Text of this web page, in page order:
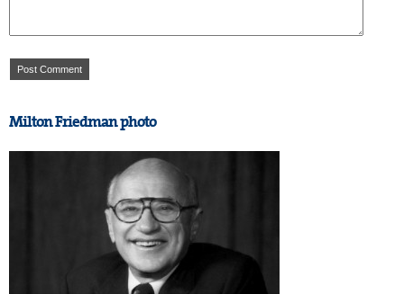
Milton Friedman photo